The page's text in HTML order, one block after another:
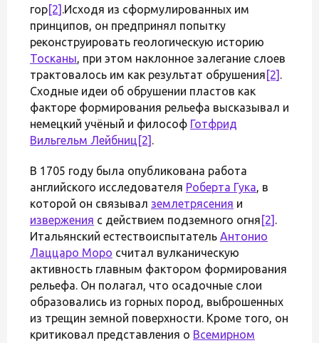
гор[2] .Исходя из сформулированных им
принципов, он предпринял попытку
реконструировать геологическую историю
Тосканы, при этом наклонное залегание слоев
трактовалось им как результат обрушения [2] .
Сходные идеи об обрушении пластов как
факторе формирования рельефа высказывал и
немецкий учёный и философ Готфрид
Вильгельм Лейбниц [2] .
В 1705 году была опубликована работа
английского исследователя Роберта Гука, в
которой он связывал землетрясения и
извержения с действием подземного огня [2] .
Итальянский естествоиспытатель Антонио
Лаццаро Моро считал вулканическую
активность главным фактором формирования
рельефа. Он полагал, что осадочные слои
образовались из горных пород, выброшенных
из трещин земной поверхности. Кроме того, он
критиковал представления о Всемирном